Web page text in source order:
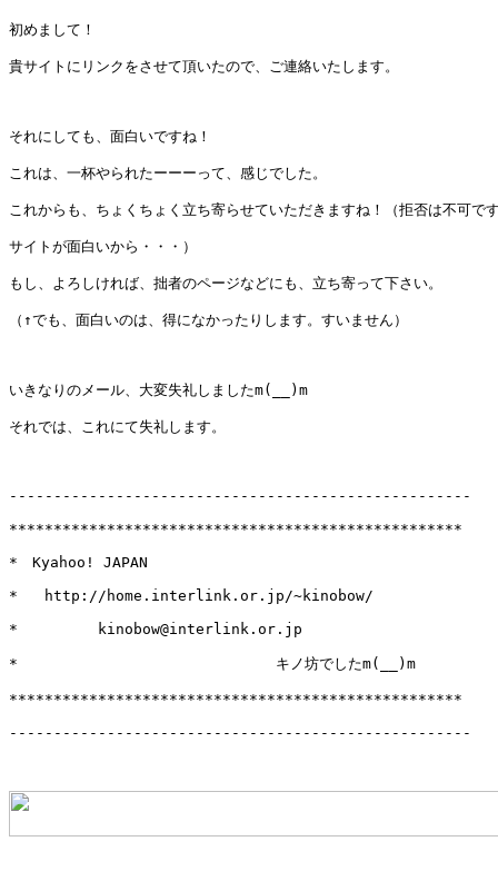
初めまして！
貴サイトにリンクをさせて頂いたので、ご連絡いたします。
それにしても、面白いですね！
これは、一杯やられたーーーって、感じでした。
これからも、ちょくちょく立ち寄らせていただきますね！（拒否は不可で
サイトが面白いから・・・）
もし、よろしければ、拙者のページなどにも、立ち寄って下さい。
（↑でも、面白いのは、得になかったりします。すいません）
いきなりのメール、大変失礼しましたm(__)m
それでは、これにて失礼します。
----------------------------------------------------
***************************************************
*　Kyahoo! JAPAN
*   http://home.interlink.or.jp/~kinobow/
*         kinobow@interlink.or.jp
*                             キノ坊でしたm(__)m
***************************************************
----------------------------------------------------